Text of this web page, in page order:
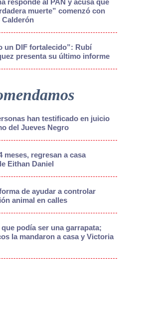
muerte” comenzó con
Calderón
un DIF fortalecido”: Rubí
presenta su último informe
han testificado en juicio
del Jueves Negro
meses, regresan a casa
Eithan Daniel
de ayudar a controlar
animal en calles
podía ser una garrapata;
la mandaron a casa y Victoria